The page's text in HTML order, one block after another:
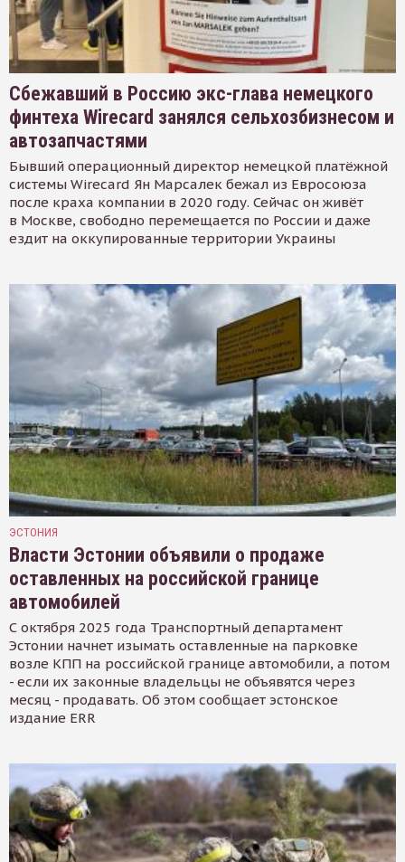
Сбежавший в Россию экс-глава немецкого
финтеха Wirecard занялся сельхозбизнесом и
автозапчастями
Бывший операционный директор немецкой платёжной
системы Wirecard Ян Марсалек бежал из Евросоюза
после краха компании в 2020 году. Сейчас он живёт
в Москве, свободно перемещается по России и даже
ездит на оккупированные территории Украины
ЭСТОНИЯ
Власти Эстонии объявили о продаже
оставленных на российской границе
автомобилей
С октября 2025 года Транспортный департамент
Эстонии начнет изымать оставленные на парковке
возле КПП на российской границе автомобили, а потом
- если их законные владельцы не объявятся через
месяц - продавать. Об этом сообщает эстонское
издание ERR